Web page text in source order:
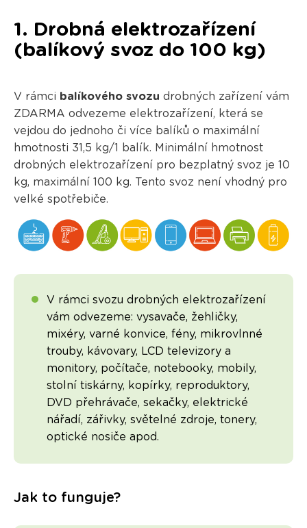
1. Drobná elektrozařízení
(balíkový svoz do 100 kg)
V rámci balíkového svozu drobných zařízení vám
ZDARMA odvezeme elektrozařízení, která se
vejdou do jednoho či více balíků o maximální
hmotnosti 31,5 kg/1 balík. Minimální hmotnost
drobných elektrozařízení pro bezplatný svoz je 10
kg, maximální 100 kg. Tento svoz není vhodný pro
velké spotřebiče.
V rámci svozu drobných elektrozařízení
vám odvezeme: vysavače, žehličky,
mixéry, varné konvice, fény, mikrovlnné
trouby, kávovary, LCD televizory a
monitory, počítače, notebooky, mobily,
stolní tiskárny, kopírky, reproduktory,
DVD přehrávače, sekačky, elektrické
nářadí, zářivky, světelné zdroje, tonery,
optické nosiče apod.
Jak to funguje?